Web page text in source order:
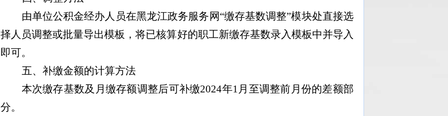
由单位公积金经办人员在黑龙江政务服务网“缴存基数调整”模块处直接选
择人员调整或批量导出模板 ，将已核算好的职工新缴存基数录入模板中并导入
即可。
五、补缴金额的计算方法
本次缴存基数及月缴存额调整后可补缴2024年1月至调整前月份的差额部
分。